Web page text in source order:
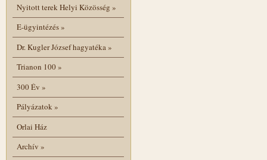
Nyitott terek Helyi Közösség »
E-ügyintézés»
Dr. Kugler József hagyatéka»
Trianon 100»
300 Év »
Pályázatok»
Orlai Ház
Archív »